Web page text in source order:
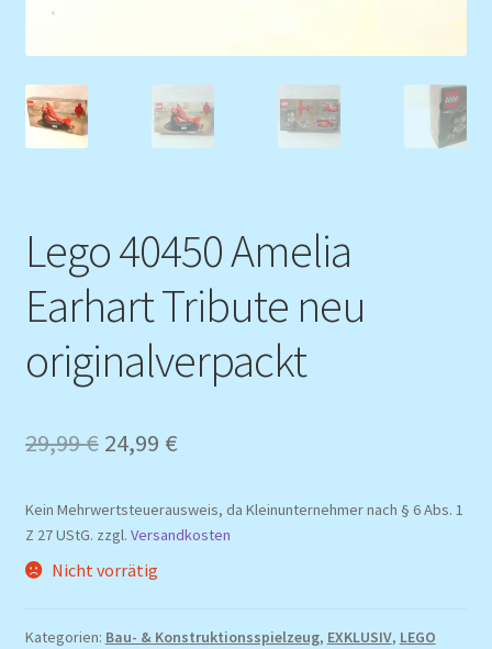
Lego 40450 Amelia
Earhart Tribute neu
originalverpackt
29,99€ Ursprünglicher
war:
29,99 €
24,99 €Aktueller
ist:
Kein Mehrwertsteuerausweis, da Kleinunternehmer nach § 6 Abs. 1
Z 27 UStG. zzgl. Versandkosten
Nicht vorrätig
Kategorien: Bau- & Konstruktionsspielzeug, EXKLUSIV, LEGO